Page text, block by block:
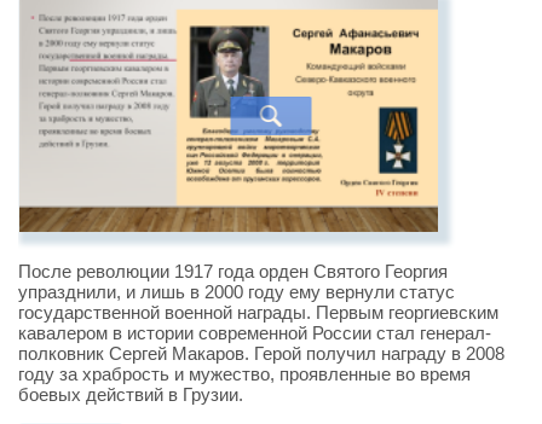
После революции 1917 года орден Святого Георгия
упразднили, и лишь в 2000 году ему вернули статус
государственной военной награды. Первым георгиевским
кавалером в истории современной России стал генерал-
полковник Сергей Макаров. Герой получил награду в 2008
году за храбрость и мужество, проявленные во время
боевых действий в Грузии.